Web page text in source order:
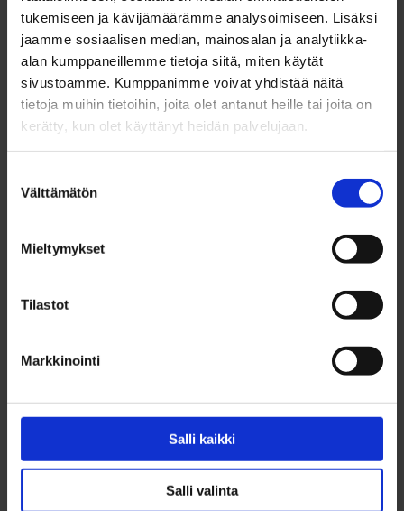
tukemiseen ja kävijämäärämme analysoimiseen. Lisäksi
jaamme sosiaalisen median, mainosalan ja analytiikka-
alan kumppaneillemme tietoja siitä, miten käytät
sivustoamme. Kumppanimme voivat yhdistää näitä
tietoja muihin tietoihin, joita olet antanut heille tai joita on
kerätty, kun olet käyttänyt heidän palvelujaan.
valinta
Välttämätön
Mieltymykset
Tilastot
Markkinointi
Salli kaikki
Salli valinta
toukokuu 2023
huhtikuu 2023
maaliskuu 2023
helmikuu 2023
tammikuu 2023
joulukuu 2022
lokakuu 2022
heinäkuu 2022
helmikuu 2022
joulukuu 2021
marraskuu 2021
lokakuu 2021
syyskuu 2021